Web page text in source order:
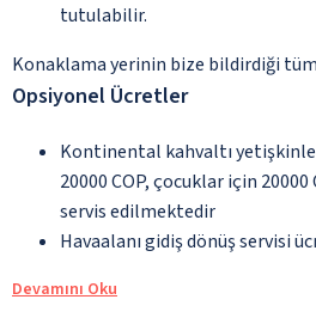
tutulabilir.
Konaklama yerinin bize bildirdiği
Opsiyonel Ücretler
Kontinental kahvaltı
20000 COP, çocuklar için 20000
servis edilmektedir
Havaalanı gidiş dönüş servisi
Devamını Oku